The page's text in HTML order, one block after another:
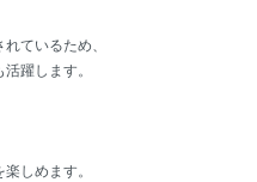
ているため、
躍します。
しめます。